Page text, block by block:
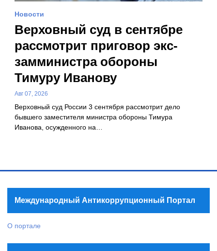
Новости
Верховный суд в сентябре
рассмотрит приговор экс-
замминистра обороны
Тимуру Иванову
Авг 07, 2026
Верховный суд России 3 сентября рассмотрит дело
бывшего заместителя министра обороны Тимура
Иванова, осужденного на…
Международный Антикоррупционный Портал
О портале